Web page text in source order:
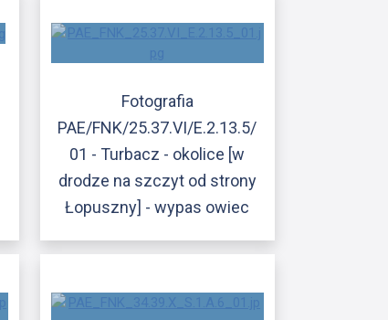
Fotografia
PAE/FNK/25.37.VI/E.2.13.5/
01 - Turbacz - okolice [w
drodze na szczyt od strony
Łopuszny] - wypas owiec